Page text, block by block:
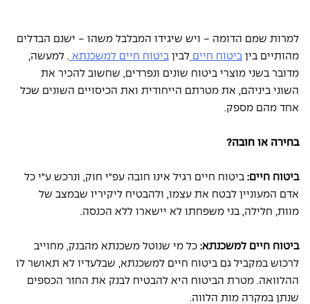
למרות שמם הדומה - ויש שיגידו המבלבל משהו - ישנם הבדלים
מהותיים בין ביטוח חיים לבין ביטוח חיים למשכנתא
. למעשה,
מדובר בשני מוצרי ביטוח שונים ונפרדים, שחשוב להכיר את
השוני ביניהם, את מטרתם הייחודית ואת הכיסויים השונים שכל
אחד מהם מספק.
בחירה או חובה?
ביטוח חיים: ביטוח חיים רגיל אינו חובה עפ"י חוק, ונרכש ע"י כל
אדם המעוניין לבטח את עצמו, ולהבטיח ליקיריו שבמצב של
מוות, חלילה, בני משפחתו לא יישארו ללא הכנסה.
ביטוח חיים למשכנתא: כל מי שנוטל משכנתא מהבנק, מחוייב
לרכוש במקביל גם ביטוח חיים למשכנתא, שבלעדיו לא תאושר לו
ההלוואה. מטרת הביטוח היא להבטיח לבנק את החזר הכספים
שנתן במקרה מות הלווה.